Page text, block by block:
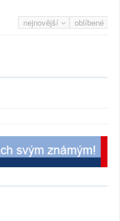
nejnovější oblíbené